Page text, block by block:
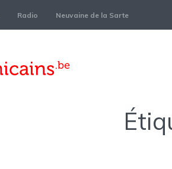
Radio Neuvaine de la Sarte